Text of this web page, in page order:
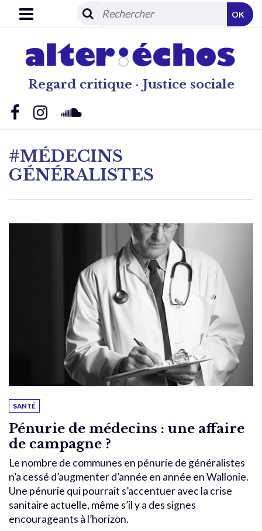
Regard critique · Justice sociale
OK
#MÉDECINS
GÉNÉRALISTES
SANTÉ
Pénurie de médecins : une affaire
de campagne ?
Le nombre de communes en pénurie de généralistes
n’a cessé d’augmenter d’année en année en Wallonie.
Une pénurie qui pourrait s’accentuer avec la crise
sanitaire actuelle, même s’il y a des signes
encourageants à l’horizon.